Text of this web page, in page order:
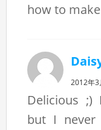
how to
2012年3
Delicious ;)
but I